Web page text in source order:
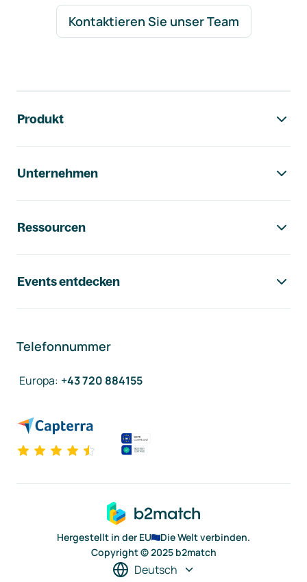
Kontaktieren Sie unser Team
Produkt
Unternehmen
Ressourcen
Events entdecken
Telefonnummer
Europa: +43 720 884155
Hergestellt in der EU
Die Welt verbinden.
Copyright © 2025 b2match
Deutsch